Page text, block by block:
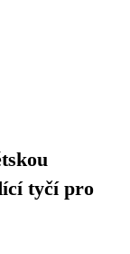
tyčí pro